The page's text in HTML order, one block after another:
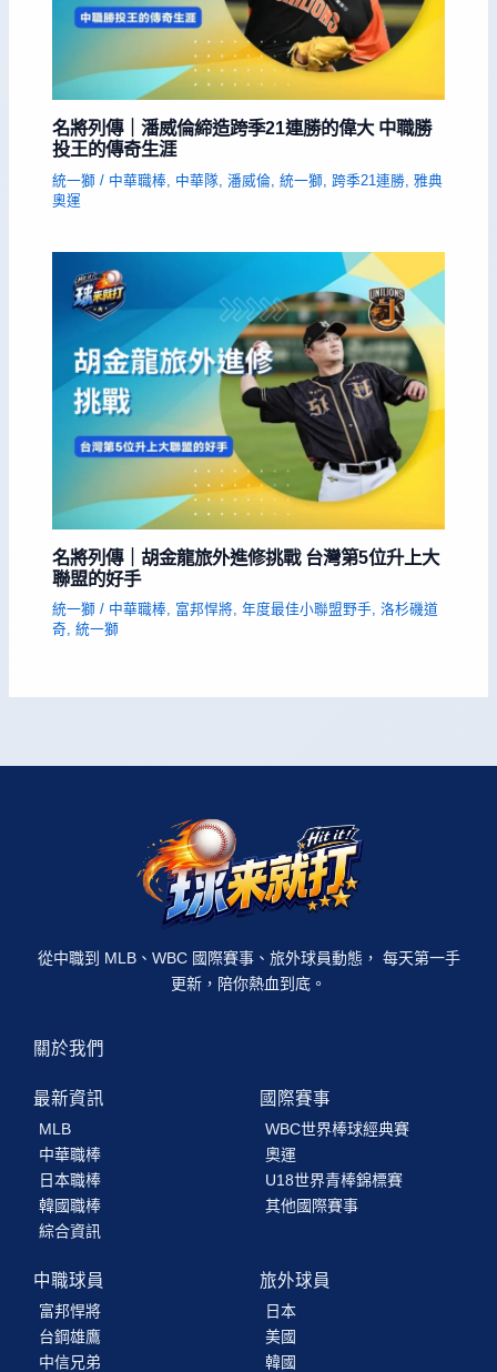
名將列傳｜潘威倫締造跨季21連勝的偉大 中職勝
投王的傳奇生涯
統一獅 / 中華職棒 中華隊 ,潘威倫 ,統一獅 跨季21連勝 ,雅典
奧運
名將列傳｜胡金龍旅外進修挑戰 台灣第5位升上大
聯盟的好手
統一獅 / 中華職棒, 富邦悍將,年度最佳小聯盟野手,洛杉磯道
奇,統一獅
從中職到 MLB、WBC 國際賽事、旅外球員動態， 每天第一手
更新，陪你熱血到底。
關於我們
最新資訊
MLB
中華職棒
日本職棒
韓國職棒
綜合資訊
國際賽事
WBC世界棒球經典賽
奧運
U18世界青棒錦標賽
其他國際賽事
中職球員
富邦悍將
台鋼雄鷹
中信兄弟
旅外球員
日本
美國
韓國